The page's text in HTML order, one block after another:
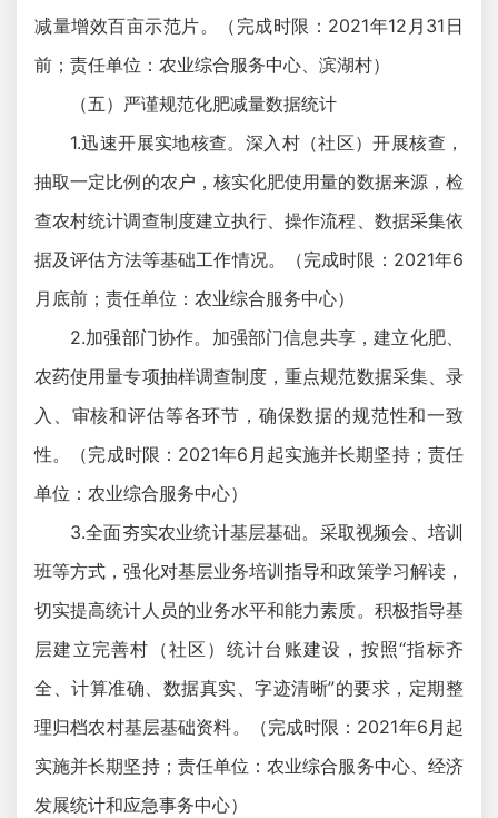
减量增效百亩示范片。（完成时限：2021年12月31日
前；责任单位：农业综合服务中心、滨湖村）
（五）严谨规范化肥减量数据统计
1.迅速开展实地核查。深入村（社区）开展核查，
抽取一定比例的农户，核实化肥使用量的数据来源，检
查农村统计调查制度建立执行、操作流程、数据采集依
据及评估方法等基础工作情况。（完成时限：2021年6
月底前；责任单位：农业综合服务中心）
2.加强部门协作。加强部门信息共享，建立化肥、
农药使用量专项抽样调查制度，重点规范数据采集、录
入、审核和评估等各环节，确保数据的规范性和一致
性。（完成时限：2021年6月起实施并长期坚持；责任
单位：农业综合服务中心）
3.全面夯实农业统计基层基础。采取视频会、培训
班等方式，强化对基层业务培训指导和政策学习解读，
切实提高统计人员的业务水平和能力素质。积极指导基
层建立完善村（社区）统计台账建设，按照“指标齐
全、计算准确、数据真实、字迹清晰”的要求，定期整
理归档农村基层基础资料。（完成时限：2021年6月起
实施并长期坚持；责任单位：农业综合服务中心、经济
发展统计和应急事务中心）